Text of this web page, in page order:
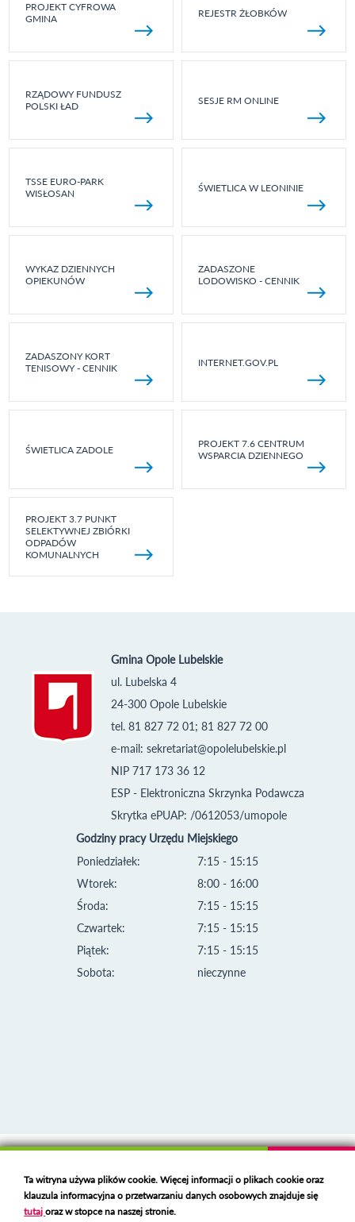
PROJEKT CYFROWA
GMINA
REJESTR ŻŁOBKÓW
RZĄDOWY FUNDUSZ
POLSKI ŁAD
SESJE RM ONLINE
TSSE EURO-PARK
WISŁOSAN
ŚWIETLICA W LEONINIE
WYKAZ DZIENNYCH
OPIEKUNÓW
ZADASZONE
LODOWISKO - CENNIK
ZADASZONY KORT
TENISOWY - CENNIK
INTERNET.GOV.PL
ŚWIETLICA ZADOLE
PROJEKT 7.6 CENTRUM
WSPARCIA DZIENNEGO
PROJEKT 3.7 PUNKT
SELEKTYWNEJ ZBIÓRKI
ODPADÓW
KOMUNALNYCH
Gmina Opole Lubelskie
ul. Lubelska 4
24-300 Opole Lubelskie
tel. 81 827 72 01; 81 827 72 00
e-mail: sekretariat@opolelubelskie.pl
NIP 717 173 36 12
ESP - Elektroniczna Skrzynka Podawcza
Skrytka ePUAP: /0612053/umopole
Godziny pracy Urzędu Miejskiego
Poniedziałek:
Wtorek:
Środa:
Czwartek:
Piątek:
Sobota:
7:15 - 15:15
8:00 - 16:00
7:15 - 15:15
7:15 - 15:15
7:15 - 15:15
nieczynne
Deklaracja dostępności
Polski serwer RBLhttps://polspam.pl/
Ta witryna używa plików cookie. Więcej informacji o plikach cookie oraz
klauzula informacyjna o przetwarzaniu danych osobowych znajduje się
tutajoraz w stopce na naszej stronie.